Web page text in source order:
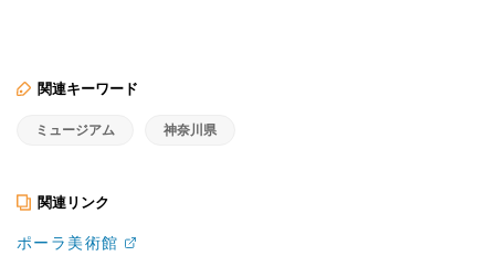
関連キーワード
ミュージアム 神奈川県
関連リンク
ポーラ美術館